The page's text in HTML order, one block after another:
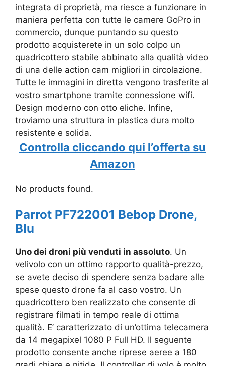
integrata di proprietà, ma riesce a funzionare in
maniera perfetta con tutte le camere GoPro in
commercio, dunque puntando su questo
prodotto acquisterete in un solo colpo un
quadricottero stabile abbinato alla qualità video
di una delle action cam migliori in circolazione.
Tutte le immagini in diretta vengono trasferite al
vostro smartphone tramite connessione wifi.
Design moderno con otto eliche. Infine,
troviamo una struttura in plastica dura molto
resistente e solida.
Controlla cliccando qui l’offerta su
Amazon
No products found.
Parrot PF722001 Bebop Drone,
Blu
Uno dei droni più venduti in assoluto. Un
velivolo con un ottimo rapporto qualità-prezzo,
se avete deciso di spendere senza badare alle
spese questo drone fa al caso vostro. Un
quadricottero ben realizzato che consente di
registrare filmati in tempo reale di ottima
qualità. E’ caratterizzato di un’ottima telecamera
da 14 megapixel 1080 P Full HD. Il seguente
prodotto consente anche riprese aeree a 180